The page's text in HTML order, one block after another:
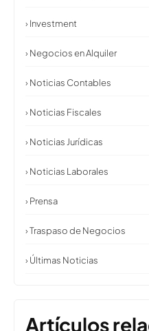
› Investment
› Negocios en Alquiler
› Noticias Contables
› Noticias Fiscales
› Noticias Jurídicas
› Noticias Laborales
› Prensa
› Traspaso de Negocios
› Últimas Noticias
Artículos